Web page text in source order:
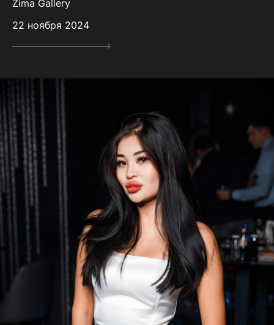
Zima Gallery
22 ноября 2024